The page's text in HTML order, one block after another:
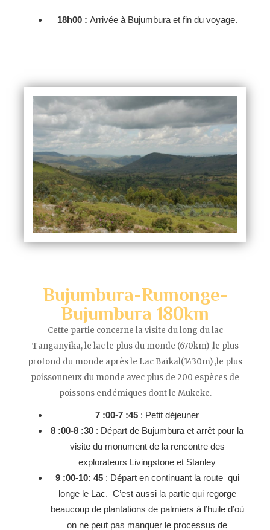
18h00 : Arrivée à Bujumbura et fin du voyage.
Bujumbura-Rumonge-
Bujumbura 180km
Cette partie concerne la visite du long du lac
Tanganyika, le lac le plus du monde (670km) ,le plus
profond du monde après le Lac Baïkal(1430m) ,le plus
poissonneux du monde avec plus de 200 espèces de
poissons endémiques dont le Mukeke.
7 :00-7 :45 : Petit déjeuner
8 :00-8 :30 : Départ de Bujumbura et arrêt pour la
visite du monument de la rencontre des
explorateurs Livingstone et Stanley
9 :00-10: 45: Départ en continuant la route qui
longe le Lac. C’est aussi la partie qui regorge
beaucoup de plantations de palmiers à l’huile d’où
on ne peut pas manquer le processus de